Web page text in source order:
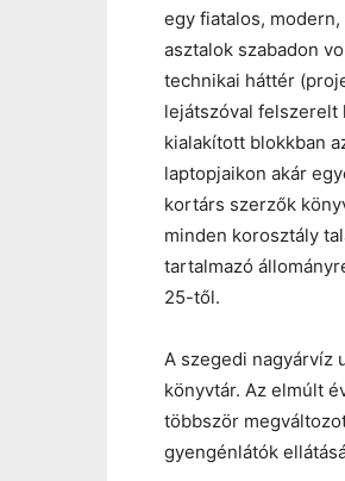
egy fiatalos,
asztalok szabadon
technikai háttér
lejátszóval felszerelt
kialakított blokkban
laptopjaikon akár
kortárs szerzők
minden korosztály
tartalmazó
25-től.
A szegedi nagyárvíz
könyvtár. Az elmúlt
többször
gyengénlátók